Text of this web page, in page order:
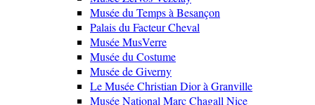
Musée du Temps à Besançon
Palais du Facteur Cheval
Musée MusVerre
Musée du Costume
Musée de Giverny
Le Musée Christian Dior à Granville
Musée National Marc Chagall Nice